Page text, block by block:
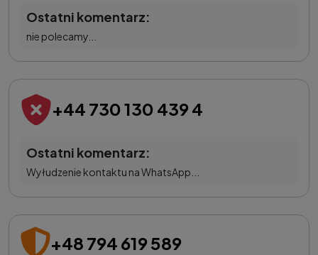
Ostatni komentarz:
nie polecamy...
+44 730 130 439 4
Ostatni komentarz:
Wyłudzenie kontaktu na WhatsApp...
+48 794 619 589